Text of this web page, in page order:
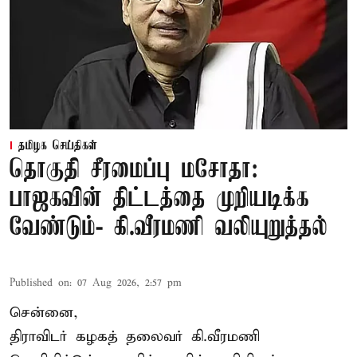
தமிழக செய்திகள்
தொகுதி சீரமைப்பு மசோதா:
பாஜகவின் திட்டத்தை முறியடிக்க
வேண்டும்- கி.வீரமணி வலியுறுத்தல்
Published on: 07 Aug 2026, 2:57 pm
சென்னை,
திராவிடர் கழகத் தலைவர் கி.வீரமணி